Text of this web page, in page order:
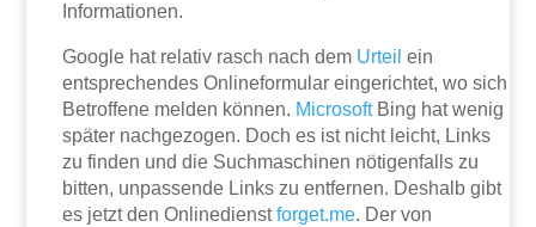
Informationen.
Google hat relativ rasch nach dem Urteil ein
entsprechendes Onlineformular eingerichtet, wo sich
Betroffene melden können. MicrosoftBing hat wenig
später nachgezogen. Doch es ist nicht leicht, Links
zu finden und die Suchmaschinen nötigenfalls zu
bitten, unpassende Links zu entfernen. Deshalb gibt
es jetzt den Onlinedienstforget.me. Der von